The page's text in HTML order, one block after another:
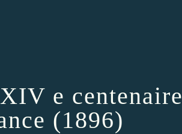
e centenaire
(1896)